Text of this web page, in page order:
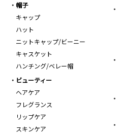
帽子
キャップ
ハット
ニットキャップ/ビーニー
キャスケット
ハンチング/ベレー帽
ビューティー
ヘアケア
フレグランス
リップケア
スキンケア